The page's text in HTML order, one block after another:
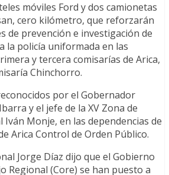
móviles Ford y dos camionetas
cero kilómetro, que reforzarán
de prevención e investigación de
la policía uniformada en las
y tercera comisarías de Arica,
Chinchorro.
por el Gobernador
y el jefe de la XV Zona de
Monje, en las dependencias de
Arica Control de Orden Público.
Jorge Díaz dijo que el Gobierno
Regional (Core) se han puesto a